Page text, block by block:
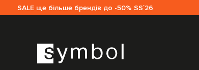
SALE ще більше брендів до -50% SS`26